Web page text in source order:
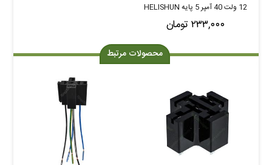
12 ولت 40 آمپر 5 پایه HELISHUN
HLS-CMA3-PS
۲۳۳,۰۰۰ تومان
محصولات مرتبط